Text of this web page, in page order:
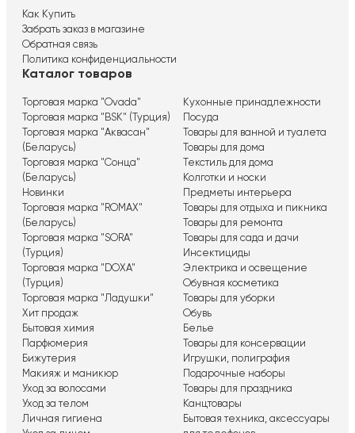
Как Купить
Забрать заказ в магазине
Обратная связь
Политика конфиденциальности
Каталог товаров
Торговая марка "Ovada"
Торговая марка "BSK" (Турция)
Торговая марка "Аквасан"
(Беларусь)
Торговая марка "Сонца"
(Беларусь)
Новинки
Торговая марка "ROMAX"
(Беларусь)
Торговая марка "SORA"
(Турция)
Торговая марка "DOXA"
(Турция)
Торговая марка "Ладушки"
Хит продаж
Бытовая химия
Парфюмерия
Бижутерия
Макияж и маникюр
Уход за волосами
Уход за телом
Личная гигиена
Кухонные принадлежности
Посуда
Товары для ванной и туалета
Товары для дома
Текстиль для дома
Колготки и носки
Предметы интерьера
Товары для отдыха и пикника
Товары для ремонта
Товары для сада и дачи
Инсектициды
Электрика и освещение
Обувная косметика
Товары для уборки
Обувь
Белье
Товары для консервации
Игрушки, полиграфия
Подарочные наборы
Товары для праздника
Канцтовары
Бытовая техника, аксессуары